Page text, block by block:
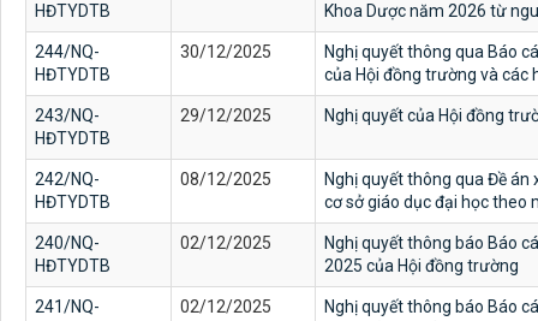
HĐTYDTB
Khoa Dược năm 2026 từ
244/NQ-
HĐTYDTB
30/12/2025
Nghị quyết thông qua Báo
của Hội đồng trường và các
243/NQ-
HĐTYDTB
29/12/2025 Nghị quyết của Hội đồng
242/NQ-
HĐTYDTB
08/12/2025
Nghị quyết thông qua Đề
cơ sở giáo dục đại học theo
240/NQ-
HĐTYDTB
02/12/2025
Nghị quyết thông báo Báo
2025 của Hội đồng trường
241/NQ-
02/12/2025
Nghị quyết thông báo Báo